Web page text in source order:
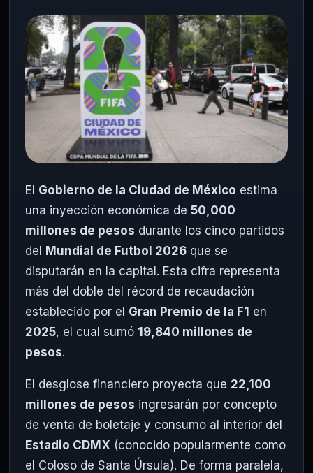
El Gobierno de la Ciudad de México estima
una inyección económica de 50,000
millones de pesos durante los cinco partidos
del Mundial de Futbol 2026 que se
disputarán en la capital. Esta cifra representa
más del doble del récord de recaudación
establecido por el Gran Premio de la F1 en
2025, el cual sumó 19,840 millones de
pesos.
El desglose financiero proyecta que 22,100
millones de pesos ingresarán por concepto
de venta de boletaje y consumo al interior del
Estadio CDMX (conocido popularmente como
el Coloso de Santa Úrsula). De forma paralela,